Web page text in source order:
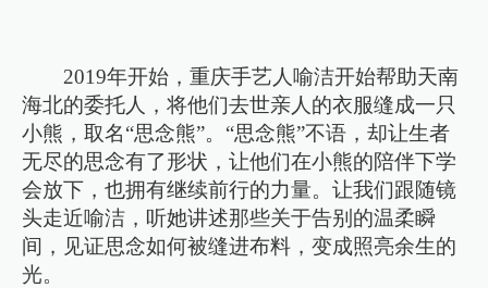
2019年开始，重庆手艺人喻洁开始帮助天南
海北的委托人，将他们去世亲人的衣服缝成一只
小熊，取名“思念熊”。“思念熊”不语，却让生者
无尽的思念有了形状，让他们在小熊的陪伴下学
会放下，也拥有继续前行的力量。让我们跟随镜
头走近喻洁，听她讲述那些关于告别的温柔瞬
间，见证思念如何被缝进布料，变成照亮余生的
光。